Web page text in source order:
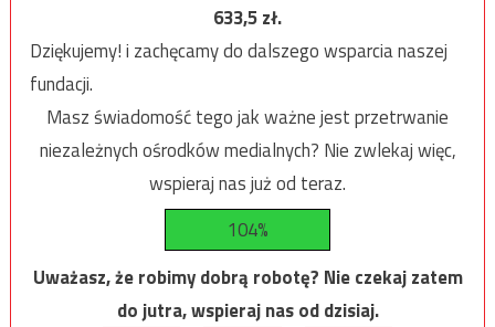
633,5zł.
Dziękujemy! i zachęcamy do dalszego wsparcia naszej
fundacji.
Masz świadomość tego jak ważne jest przetrwanie
niezależnych ośrodków medialnych? Nie zwlekaj więc,
wspieraj nas już od teraz.
104%
Uważasz, że robimy dobrą robotę? Nie czekaj zatem
do jutra, wspieraj nas od dzisiaj.